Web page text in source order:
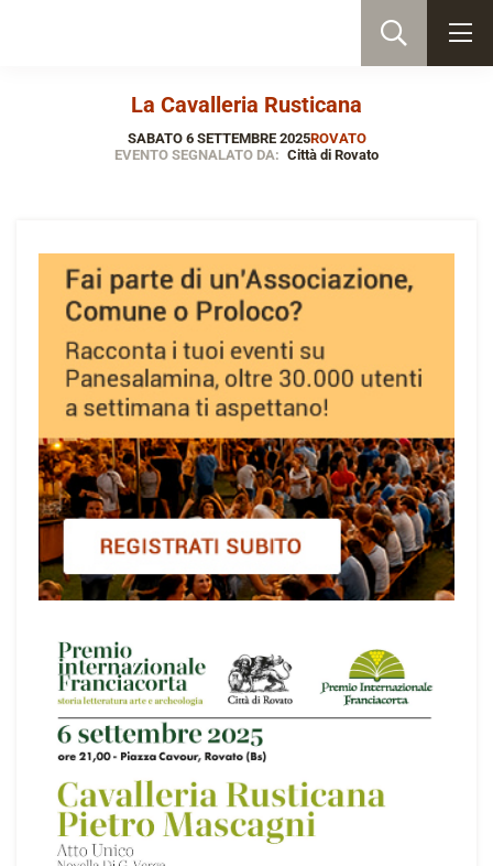
La Cavalleria Rusticana
SABATO 6 SETTEMBRE 2025ROVATO
EVENTO SEGNALATO DA: Città di Rovato